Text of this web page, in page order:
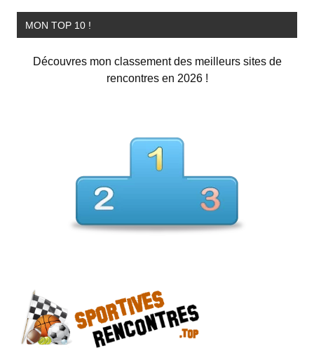
MON TOP 10 !
Découvres mon classement des meilleurs sites de
rencontres en 2026 !